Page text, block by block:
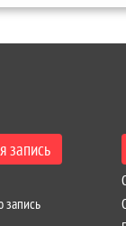
запись
запись